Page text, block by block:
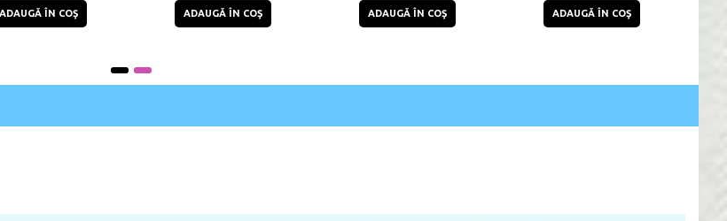
ADAUGĂ ÎN COŞ ADAUGĂ ÎN COŞ ADAUGĂ ÎN COŞ ADAUGĂ ÎN COŞ